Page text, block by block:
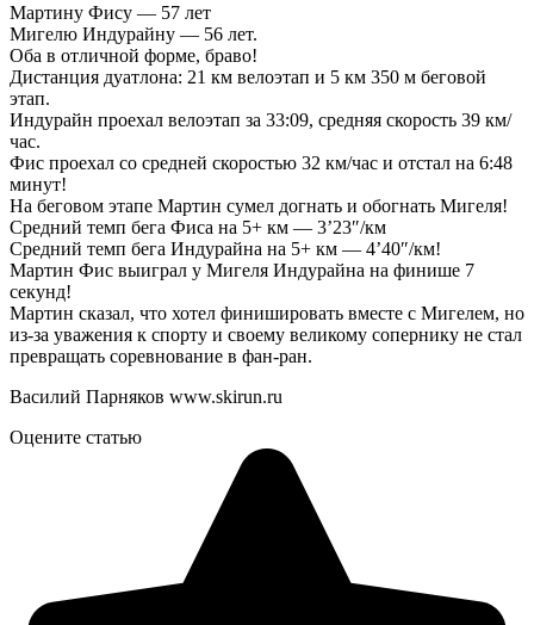
Мартину Фису — 57 лет
Мигелю Индурайну — 56 лет.
Оба в отличной форме, браво!
Дистанция дуатлона: 21 км велоэтап и 5 км 350 м беговой
этап.
Индурайн проехал велоэтап за 33:09, средняя скорость 39 км/
час.
Фис проехал со средней скоростью 32 км/час и отстал на 6:48
минут!
На беговом этапе Мартин сумел догнать и обогнать Мигеля!
Средний темп бега Фиса на 5+ км — 3’23″/км
Средний темп бега Индурайна на 5+ км — 4’40″/км!
Мартин Фис выиграл у Мигеля Индурайна на финише 7
секунд!
Мартин сказал, что хотел финишировать вместе с Мигелем, но
из-за уважения к спорту и своему великому сопернику не стал
превращать соревнование в фан-ран.
Василий Парняков www.skirun.ru
Оцените статью